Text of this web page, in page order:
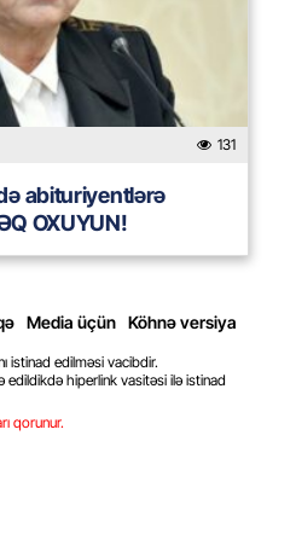
131
abituriyentlərə
OXUYUN!
Media üçün Köhnə versiya
istinad edilməsi vacibdir.
hiperlink vasitəsi ilə istinad
qorunur.